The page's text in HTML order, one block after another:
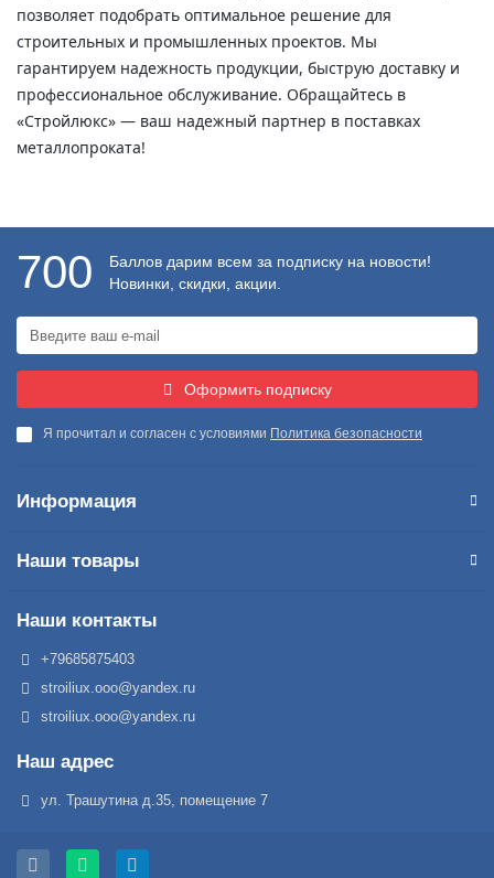
позволяет подобрать оптимальное решение для
строительных и промышленных проектов. Мы
гарантируем надежность продукции, быструю доставку и
профессиональное обслуживание. Обращайтесь в
«Стройлюкс» — ваш надежный партнер в поставках
металлопроката!
700
Баллов дарим всем за подписку на новости!
Новинки, скидки, акции.
Оформить подписку
Я прочитал и согласен с условиями Политика безопасности
Информация
Наши товары
Наши контакты
+79685875403
stroiliux.ooo@yandex.ru
stroiliux.ooo@yandex.ru
Наш адрес
ул. Трашутина д.35, помещение 7